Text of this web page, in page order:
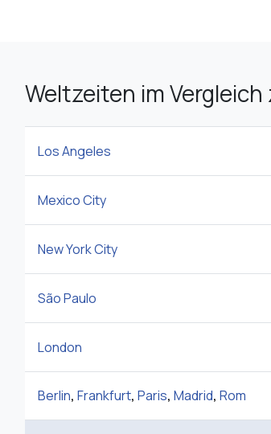
Weltzeiten im
Los Angeles
Mexico City
New York City
São Paulo
London
Berlin, Frankfurt, Paris, Madrid, Rom